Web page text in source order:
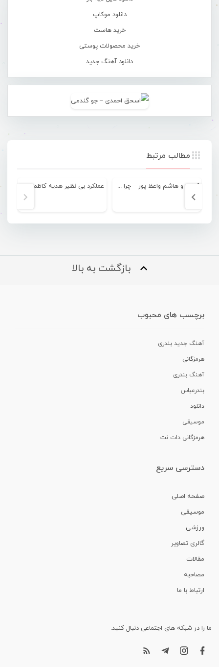
دانلود موکاپ
خرید هاست
خرید محصولات پوستی
دانلود آهنگ جدید
مطالب مرتبط
کاظم و هاشم واعظ پور – چرا من
بازگشت به بالا
برچسب های محبوب
آهنگ جدید بندری
هرمزگانی
آهنگ بندری
بندرعباس
دانلود
موسیقی
هرمزگانی دات نت
دسترسی سریع
صفحه اصلی
موسیقی
ورزشی
گالری تصاویر
مقالات
مصاحبه
ارتباط با ما
ما را در شبکه های اجتماعی دنبال کنید.